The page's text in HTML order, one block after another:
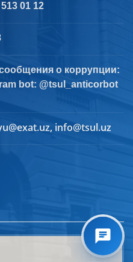
01 12
о коррупции:
bot: @tsul_anticorbot
info@tsul.uz